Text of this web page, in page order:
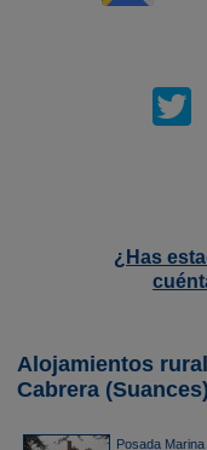
¿Has
Alojamientos
Cabrera (Suances)
Posada Marina